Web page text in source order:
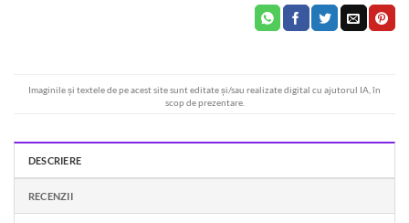
Imaginile și textele de pe acest site sunt editate și/sau realizate digital cu ajutorul IA, în
scop de prezentare.
DESCRIERE
RECENZII